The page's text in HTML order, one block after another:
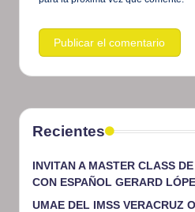
Recientes
INVITAN A MASTER CLASS
CON ESPAÑOL GERARD
UMAE DEL IMSS VERACRUZ